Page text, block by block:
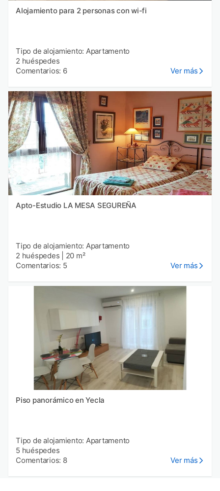
Alojamiento para 2 personas con wi-fi
Tipo de alojamiento: Apartamento
2 huéspedes
Comentarios: 6
Ver más
Apto-Estudio LA MESA SEGUREÑA
Tipo de alojamiento: Apartamento
2 huéspedes
20 m²
Comentarios: 5
Ver más
Piso panorámico en Yecla
Tipo de alojamiento: Apartamento
5 huéspedes
Comentarios: 8
Ver más